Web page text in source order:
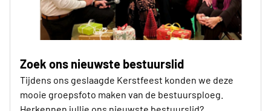
Zoek ons nieuwste bestuurslid
Tijdens ons geslaagde Kerstfeest konden we deze
mooie groepsfoto maken van de bestuursploeg.